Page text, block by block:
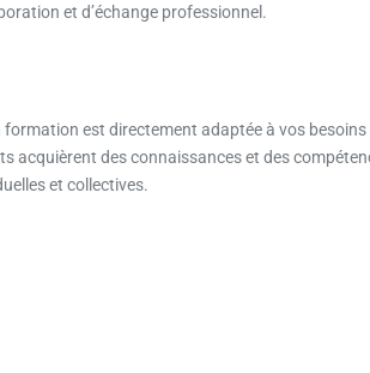
et d’échange professionnel.
est directement adaptée à vos besoins
acquièrent des connaissances et des
et collectives.